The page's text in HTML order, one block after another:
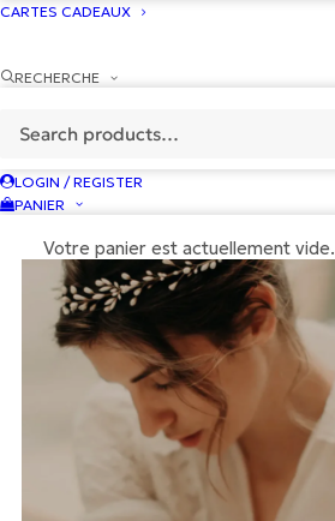
CARTES CADEAUX
RECHERCHE
LOGIN / REGISTER
PANIER
Votre panier est actuellement vide.